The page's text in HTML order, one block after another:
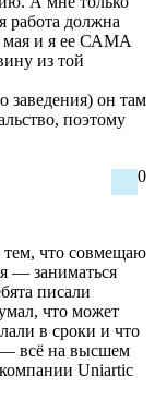
работа должна
мая и я ее САМА
из той
заведения) он там
поэтому
0
что совмещаю
— заниматься
писали
что может
в сроки и что
— всё на высшем
Uniartic